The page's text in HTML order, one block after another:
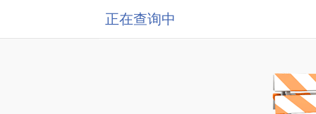
正在查询中